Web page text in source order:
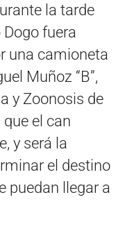
la tarde
fuera
una camioneta
Muñoz “B”,
y Zoonosis de
el can
y será la
el destino
puedan llegar a